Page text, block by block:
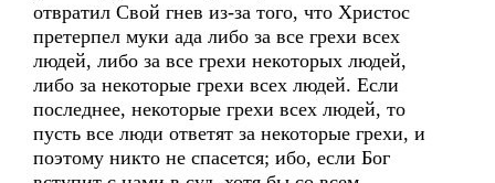
отвратил Свой гнев из-за того, что Христос
претерпел муки ада либо за все грехи всех
людей, либо за все грехи некоторых людей,
либо за некоторые грехи всех людей. Если
последнее, некоторые грехи всех людей, то
пусть все люди ответят за некоторые грехи, и
поэтому никто не спасется; ибо, если Бог